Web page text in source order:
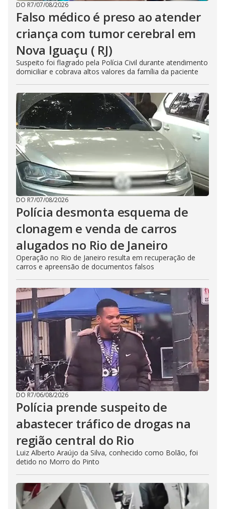
DO R7/07/08/2026
Falso médico é preso ao atender
criança com tumor cerebral em
Nova Iguaçu ( RJ)
Suspeito foi flagrado pela Polícia Civil durante atendimento
domiciliar e cobrava altos valores da família da paciente
DO R7/07/08/2026
Polícia desmonta esquema de
clonagem e venda de carros
alugados no Rio de Janeiro
Operação no Rio de Janeiro resulta em recuperação de
carros e apreensão de documentos falsos
DO R7/06/08/2026
Polícia prende suspeito de
abastecer tráfico de drogas na
região central do Rio
Luiz Alberto Araújo da Silva, conhecido como Bolão, foi
detido no Morro do Pinto